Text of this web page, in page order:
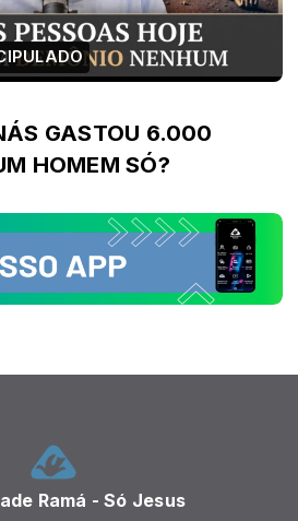
GASTOU 6.000
HOMEM SÓ?
Ramá - Só Jesus